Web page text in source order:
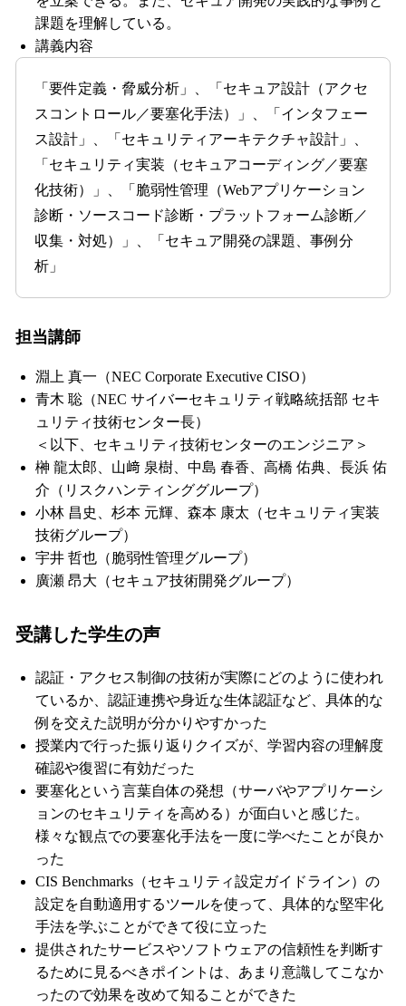
課題を理解している。
講義内容
「要件定義・脅威分析」、「セキュア設計（アクセ
スコントロール／要塞化手法）」、「インタフェー
ス設計」、「セキュリティアーキテクチャ設計」、
「セキュリティ実装（セキュアコーディング／要塞
化技術）」、「脆弱性管理（Webアプリケーション
診断・ソースコード診断・プラットフォーム診断／
収集・対処）」、「セキュア開発の課題、事例分
析」
担当講師
淵上 真一（NEC Corporate Executive CISO）
青木 聡（NEC サイバーセキュリティ戦略統括部 セキ
ュリティ技術センター長）
＜以下、セキュリティ技術センターのエンジニア＞
榊 龍太郎、山﨑 泉樹、中島 春香、高橋 佑典、長浜 佑
介（リスクハンティンググループ）
小林 昌史、杉本 元輝、森本 康太（セキュリティ実装
技術グループ）
宇井 哲也（脆弱性管理グループ）
廣瀬 昂大（セキュア技術開発グループ）
受講した学生の声
認証・アクセス制御の技術が実際にどのように使われ
ているか、認証連携や身近な生体認証など、具体的な
例を交えた説明が分かりやすかった
授業内で行った振り返りクイズが、学習内容の理解度
確認や復習に有効だった
要塞化という言葉自体の発想（サーバやアプリケーシ
ョンのセキュリティを高める）が面白いと感じた。
様々な観点での要塞化手法を一度に学べたことが良か
った
CIS Benchmarks（セキュリティ設定ガイドライン）の
設定を自動適用するツールを使って、具体的な堅牢化
手法を学ぶことができて役に立った
提供されたサービスやソフトウェアの信頼性を判断す
るために見るべきポイントは、あまり意識してこなか
ったので効果を改めて知ることができた